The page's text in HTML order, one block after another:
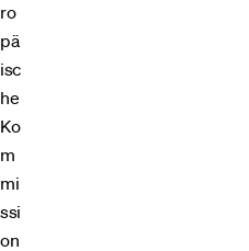
ro
pä
isc
he
Ko
m
mi
ssi
on